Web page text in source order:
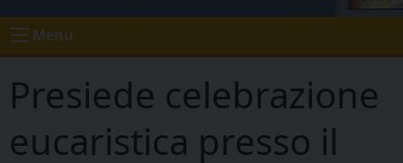
Menu
Presiede celebrazione
eucaristica presso il